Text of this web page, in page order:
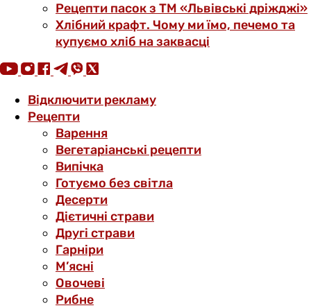
Рецепти пасок з ТМ «Львівські дріжджі»
Хлібний крафт. Чому ми їмо, печемо та
купуємо хліб на заквасці
Відключити рекламу
Рецепти
Варення
Вегетаріанські рецепти
Випічка
Готуємо без світла
Десерти
Дієтичні страви
Другі страви
Гарніри
М’ясні
Овочеві
Рибне